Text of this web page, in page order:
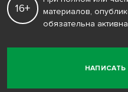
16+
материалов,
обязательна